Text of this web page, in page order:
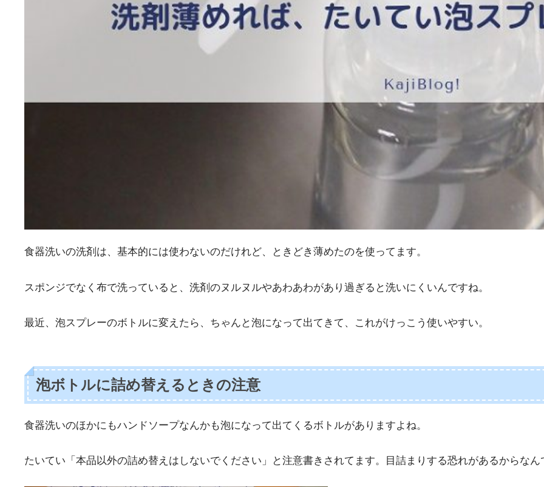
食器洗いの洗剤は、基本的には使わないのだけれど、ときどき薄めたのを使ってます。
スポンジでなく布で洗っていると、洗剤のヌルヌルやあわあわがあり過ぎると洗いにくいんですね。
最近、泡スプレーのボトルに変えたら、ちゃんと泡になって出てきて、これがけっこう使いやすい。
泡ボトルに詰め替えるときの注意
食器洗いのほかにもハンドソープなんかも泡になって出てくるボトルがありますよね。
たいてい「本品以外の詰め替えはしないでください」と注意書きされてます。目詰まりする恐れがあるからなん